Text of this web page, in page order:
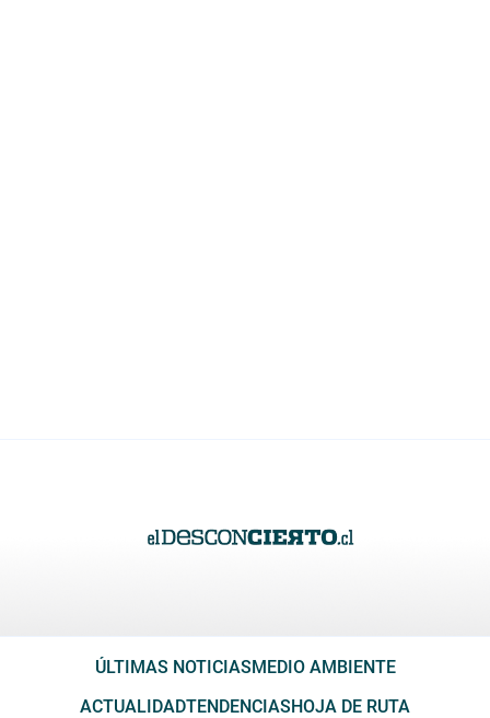
ÚLTIMAS NOTICIASMEDIO AMBIENTE
ACTUALIDADTENDENCIASHOJA DE RUTA